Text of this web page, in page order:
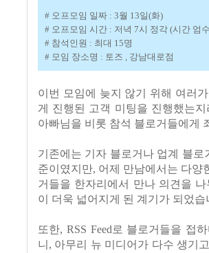
# 오프모임 일짜 : 3월 13일(화)
# 오프모임 시간 : 저녁 7시 정각 (시간 엄
# 참석인원 : 최대 15명
# 모임 장소명 : 토즈 , 강남대로점
이번 모임에 늦지 않기 위해 여러
게 진행된 고객 미팅을 진행했는
아빠님을 비롯 참석 블로거들에게
기존에는 기자 블로거나 업계 블
준이였지만, 어제 만남에서는 다양
거들을 한자리에서 만나 의견을
이 더욱 넓어지게 된 계기가 되었습
또한, RSS Feed로 블로거들을 접
니, 아무리 뉴 미디어가 다수 생기